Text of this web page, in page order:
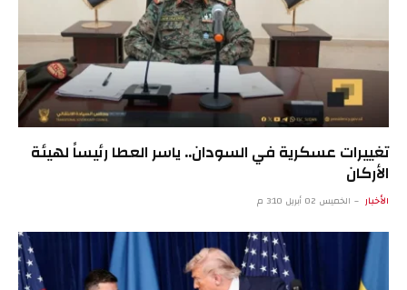
تغييرات عسكرية في السودان.. ياسر العطا رئيساً لهيئة
الأركان
الأخبار الخميس 02 أبريل 3:10 م